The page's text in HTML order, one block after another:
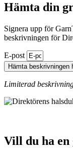
Hämta din
Signera upp för
beskrivningen för
E-post
Hämta beskrivningen
Limiterad
Vill du ha